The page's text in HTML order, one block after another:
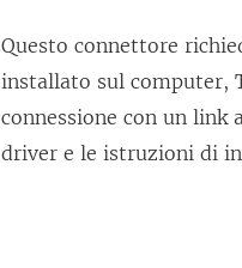
Questo connettore
installato sul computer,
connessione con un link
driver e le istruzioni di